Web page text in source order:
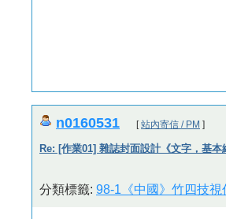
n0160531 [站內寄信 / PM ]
Re: [作業01] 雜誌封面設計《文字，基
分類標籤: 98-1《中國》竹四技